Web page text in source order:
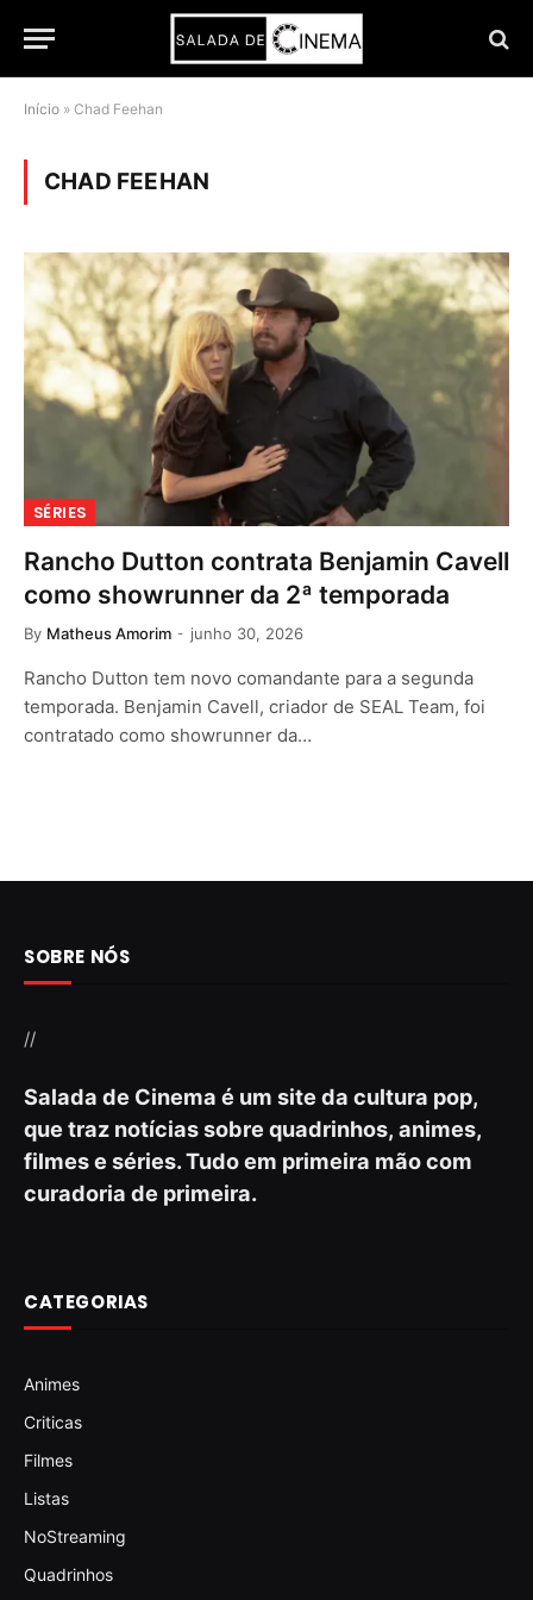
Início » Chad Feehan
CHAD FEEHAN
SÉRIES
Rancho Dutton contrata Benjamin Cavell
como showrunner da 2ª temporada
By Matheus Amorim junho 30, 2026
Rancho Dutton tem novo comandante para a segunda
temporada. Benjamin Cavell, criador de SEAL Team, foi
contratado como showrunner da…
SOBRE NÓS
//
Salada de Cinema é um site da cultura pop,
que traz notícias sobre quadrinhos, animes,
filmes e séries. Tudo em primeira mão com
curadoria de primeira.
CATEGORIAS
Animes
Criticas
Filmes
Listas
NoStreaming
Quadrinhos